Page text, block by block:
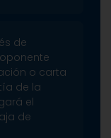
de
o carta
de la
el
de